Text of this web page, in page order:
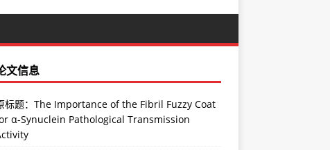
文信息
标题：The Importance of the Fibril Fuzzy Coat
α-Synuclein Pathological Transmission